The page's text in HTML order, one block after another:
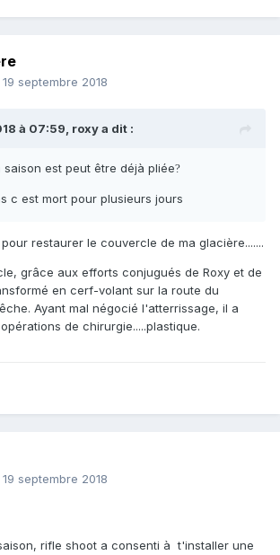
septembre 2018
à 07:59, roxya dit :
est peut être déjà pliée?
c est mort pour plusieurs jours
restaurer le couvercle de ma glacière.......
grâce aux efforts conjugués de Roxy et de
en cerf-volant sur la route du
Ayant mal négocié l'atterrissage, il a
de chirurgie.....plastique.
septembre 2018
rifle shoot a consenti à t'installer une